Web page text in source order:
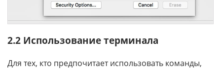
2.2 Использование терминала
Для тех, кто предпочитает использовать команды,